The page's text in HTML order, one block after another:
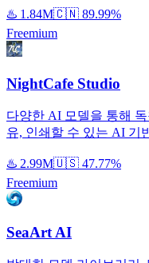
♨️ 1.84M🇨🇳 89.99%
Freemium
NightCafe Studio
다양한 AI 모델을 통해
유, 인쇄할 수 있는 AI 기
♨️ 2.99M🇺🇸 47.77%
Freemium
SeaArt AI